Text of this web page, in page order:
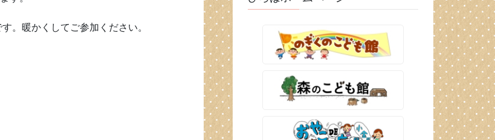
。暖かくしてご参加ください。